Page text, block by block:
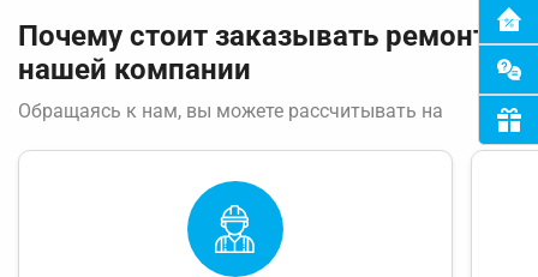
Почему стоит заказывать ремонт в
нашей компании
Обращаясь к нам, вы можете рассчитывать на